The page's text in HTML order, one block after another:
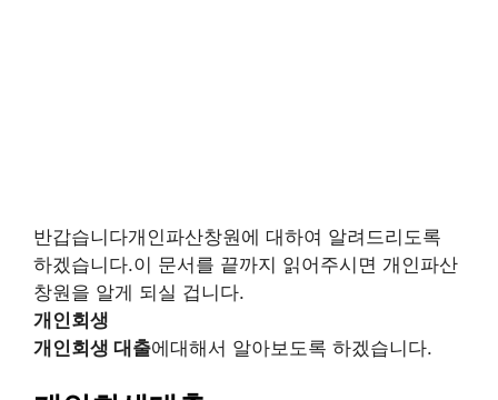
반갑습니다개인파산창원에 대하여 알려드리도록
하겠습니다.이 문서를 끝까지 읽어주시면 개인파산
창원을 알게 되실 겁니다.
개인회생
개인회생 대출에대해서 알아보도록 하겠습니다.